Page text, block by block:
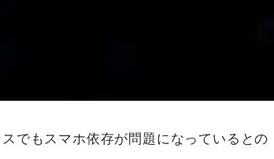
でもスマホ依存が問題になっているとの